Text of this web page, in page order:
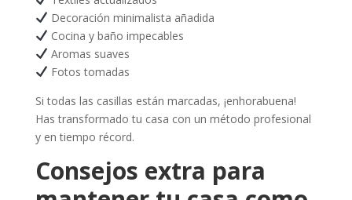
Decoración minimalista añadida
Cocina y baño impecables
Aromas suaves
Fotos tomadas
Si todas las casillas están marcadas, ¡enhorabuena!
Has transformado tu casa con un método profesional
y en tiempo récord.
Consejos extra para